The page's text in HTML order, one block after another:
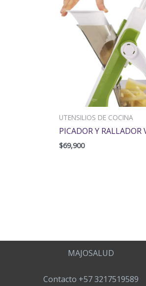
UTENSILIOS DE COCINA
PICADOR Y RALLADOR
$69,900
MAJOSALUD
Contacto +57 3217519589